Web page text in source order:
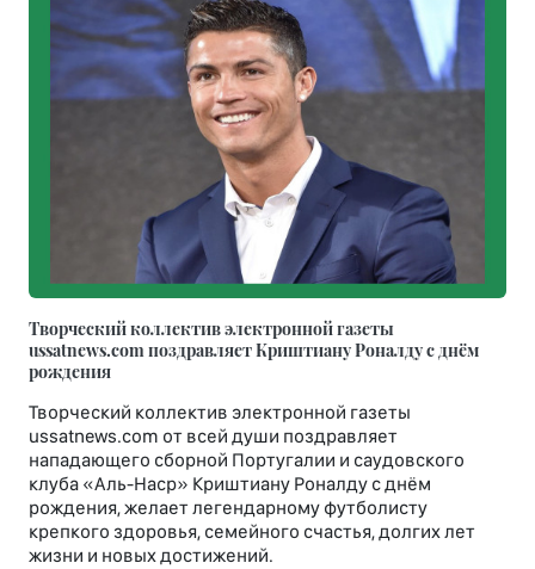
Творческий коллектив электронной газеты
ussatnews.com поздравляет Криштиану Роналду с днём
рождения
Творческий коллектив электронной газеты
ussatnews.com от всей души поздравляет
нападающего сборной Португалии и саудовского
клуба «Аль-Наср» Криштиану Роналду с днём
рождения, желает легендарному футболисту
крепкого здоровья, семейного счастья, долгих лет
жизни и новых достижений.